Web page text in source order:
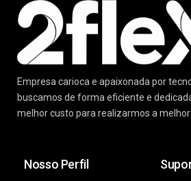
Empresa carioca e apaixonada por
buscamos de forma eficiente e
melhor custo para realizarmos a melhor
Nosso Perfil